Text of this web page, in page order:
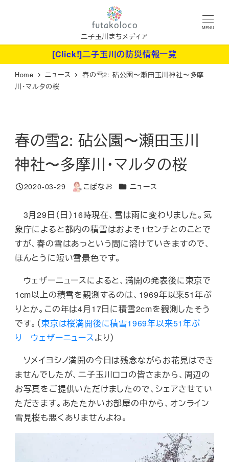
ン
二子玉川まちメディア
MENU
[Click!]二子玉川の防災情報一覧
Home ニュース
春の雪2: 砧公園〜瀬田玉川神社〜多摩
川・マルタの桜
春の雪2: 砧公園〜瀬田玉川
神社〜多摩川・マルタの桜
投稿日
2020-03-29
著
こばなお カテゴリー
ニュース
3月29日（日）16時現在、雪は雨に変わりました。気
象庁によると都内の積雪はおよそ1センチとのことで
すが、春の雪はあっという間に溶けていきますので、
ほんとうに短い雪景色です。
ウェザーニュースによると、満開の発表後に東京で
1cm以上の積雪を観測するのは、1969年以来51年ぶ
りとか。この年は4月17日に積雪2cmを観測したそう
です。（東京は桜満開後に積雪1969年以来51年ぶ
り ウェザーニュースより）
ソメイヨシノ満開の今日は残念ながらお花見はでき
ませんでしたが、二子玉川ロコの皆さまから、周辺の
お写真をご提供いただけましたので、シェアさせてい
ただきます。あたたかいお部屋の中から、オンライン
雪見桜も悪くありませんよね。